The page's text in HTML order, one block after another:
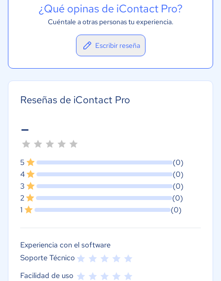
¿Qué opinas de iContact Pro?
Cuéntale a otras personas tu experiencia.
Escribir reseña
Reseñas de iContact Pro
-
5
(0)
4
(0)
3
(0)
2
(0)
1
(0)
Experiencia con el software
Soporte Técnico
Facilidad de uso